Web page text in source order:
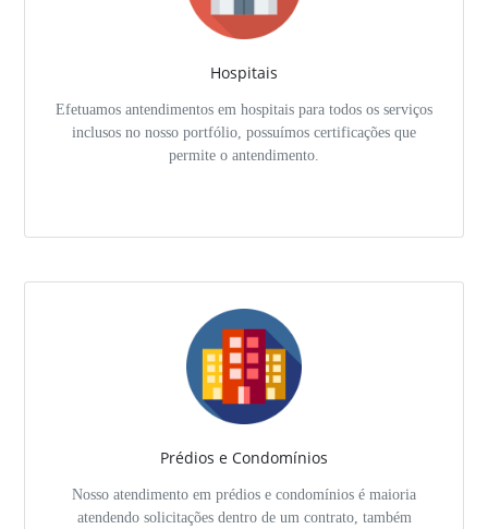
Hospitais
Efetuamos antendimentos em hospitais para todos os serviços
inclusos no nosso portfólio, possuímos certificações que
permite o antendimento.
Prédios e Condomínios
Nosso atendimento em prédios e condomínios é maioria
atendendo solicitações dentro de um contrato, também